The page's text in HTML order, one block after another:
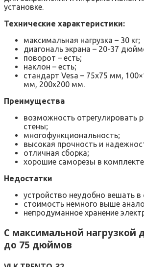
установке.
Технические характеристики:
максимальная нагрузка – 30 кг;
диагональ экрана – 20-37
поворот – есть;
наклон – есть;
стандарт Vesa – 75х75 мм,
мм, 200х200 мм.
Преимущества
возможность отрегулировать
стены;
многофункциональность;
высокая прочность и
отличная сборка;
хорошие саморезы в
Недостатки
устройство неудобно вешать в
стоимость немного выше
непродуманное хранение
С максимальной нагрузкой
до 75 дюймов